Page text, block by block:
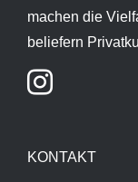
machen die
beliefern
KONTAKT